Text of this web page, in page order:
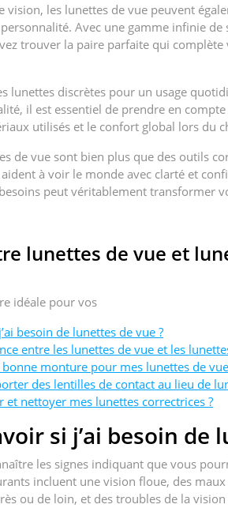
vision, les lunettes de vue peuvent
Avec une gamme infinie
trouver la paire parfaite qui
lunettes discrètes pour un usage
il est essentiel de prendre en
utilisés et le confort global lors du
de vue sont bien plus que des outils
à voir le monde avec clarté et
peut véritablement transformer
lunettes de vue et
idéale pour vos
besoin de lunettes de vue ?
entre les lunettes de vue et les
monture pour mes lunettes de
des lentilles de contact au lieu de
et nettoyer mes lunettes correctrices ?
si j’ai besoin de
les signes indiquant que vous
incluent une vision floue, des
ou de loin, et des troubles de la